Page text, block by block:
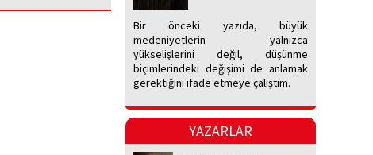
Bir önceki yazıda, büyük
medeniyetlerin yalnızca
yükselişlerini değil, düşünme
biçimlerindeki değişimi de anlamak
gerektiğini ifade etmeye çalıştım.
YAZARLAR